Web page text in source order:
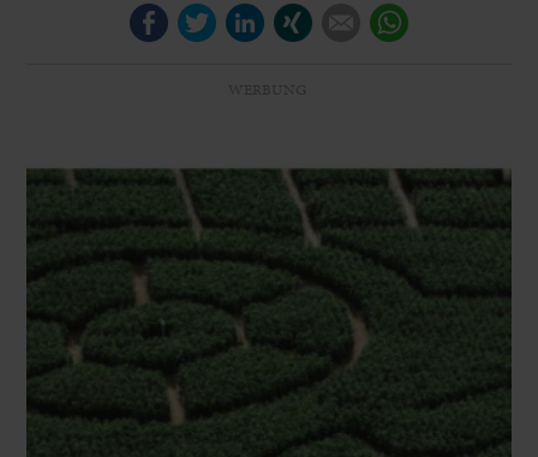
FacebookTwitterLinkedIn E-mail